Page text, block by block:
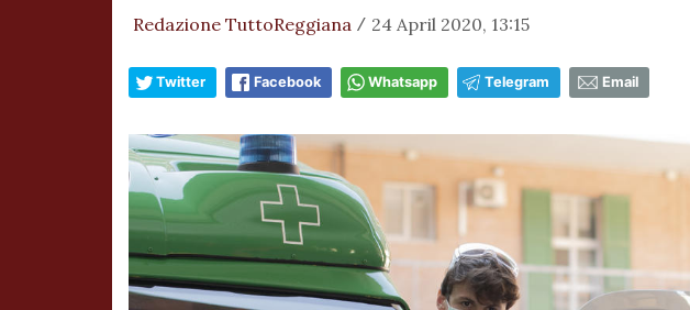
Redazione TuttoReggiana / 24 April 2020, 13:15
Twitter Facebook Whatsapp Telegram Email